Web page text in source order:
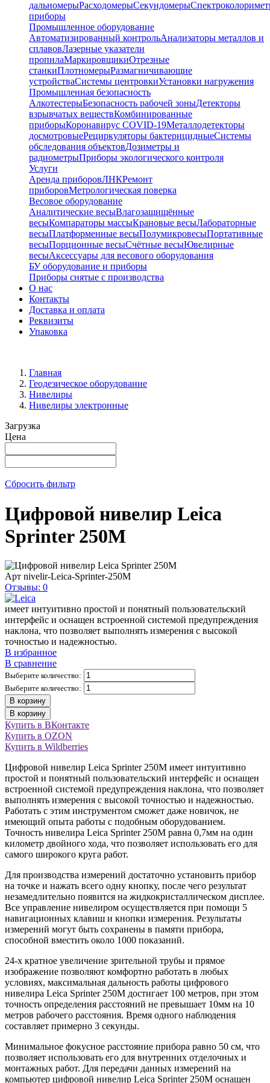
дальномерыРасходомерыСекундомеры
приборы
Промышленное оборудование
Автоматизированный контрольАнализаторы металлов и
сплавовЛазерные указатели
пропилаМаркировщикиОтрезные
станкиПлотномерыРазмагничивающие
устройстваСистемы центровкиУстановки нагружения
Промышленная безопасность
АлкотестерыБезопасность рабочей зоныДетекторы
взрывчатых веществКомбинированные
приборыКоронавирус COVID-19Металлодетекторы
досмотровыеРециркуляторы бактерицидныеСистемы
обследования объектовДозиметры и
радиометрыПриборы экологического контроля
Услуги
Аренда приборовЛНКРемонт
приборовМетрологическая поверка
Весовое оборудование
Аналитические весыВлагозащищённые
весыКомпараторы массыКрановые весыЛабораторные
весыПлатформенные весыПолумикровесыПортативные
весыПорционные весыСчётные весыЮвелирные
весыАксессуары для весового оборудования
БУ оборудование и приборы
Приборы снятые с производства
О нас
Контакты
Доставка и оплата
Реквизиты
Упаковка
Главная
Геодезическое оборудование
Нивелиры
Нивелиры электронные
Загрузка
Цена
Сбросить фильтр
Цифровой нивелир Leica
Sprinter 250M
Арт nivelir-Leica-Sprinter-250M
Отзывы: 0
имеет интуитивно простой и понятный пользовательский
интерфейс и оснащен встроенной системой предупреждения
наклона, что позволяет выполнять измерения с высокой
точностью и надежностью.
В избранное
В сравнение
Выберите количество:
Выберите количество:
В корзину
В корзину
Купить в ВКонтакте
Купить в OZON
Купить в Wildberries
Цифровой нивелир Leica Sprinter 250M имеет интуитивно
простой и понятный пользовательский интерфейс и оснащен
встроенной системой предупреждения наклона, что позволяет
выполнять измерения с высокой точностью и надежностью.
Работать с этим инструментом сможет даже новичок, не
имеющий опыта работы с подобным оборудованием.
Точность нивелира Leica Sprinter 250M равна 0,7мм на один
километр двойного хода, что позволяет использовать его для
самого широкого круга работ.
Для производства измерений достаточно установить прибор
на точке и нажать всего одну кнопку, после чего результат
незамедлительно появится на жидкокристаллическом дисплее.
Все управление нивелиром осуществляется при помощи 5
навигационных клавиш и кнопки измерения. Результаты
измерений могут быть сохранены в памяти прибора,
способной вместить около 1000 показаний.
24-х кратное увеличение зрительной трубы и прямое
изображение позволяют комфортно работать в любых
условиях, максимальная дальность работы цифрового
нивелира Leica Sprinter 250M достигает 100 метров, при этом
точность определения расстояний не превышает 10мм на 10
метров рабочего расстояния. Время одного наблюдения
составляет примерно 3 секунды.
Минимальное фокусное расстояние прибора равно 50 см, что
позволяет использовать его для внутренних отделочных и
монтажных работ. Для передачи данных измерений на
компьютер цифровой нивелир Leica Sprinter 250M оснащен